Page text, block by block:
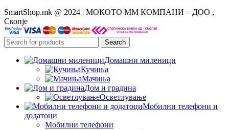
SmartShop.mk @ 2024 | МОКОТО ММ КОМПАНИ – ДОО ,
Скопје
Search
Домашни миленици
Кучиња
Мачиња
Дом и градина
Осветлување
Мобилни телефони и
додатоци
Мобилни телефони